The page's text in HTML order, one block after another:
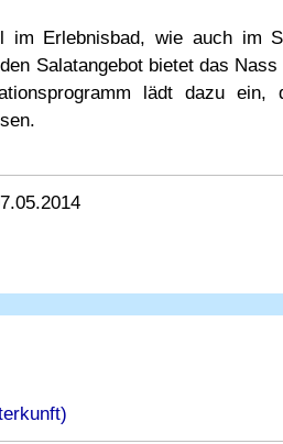
im Erlebnisbad, wie auch im
Salatangebot bietet das
lädt dazu